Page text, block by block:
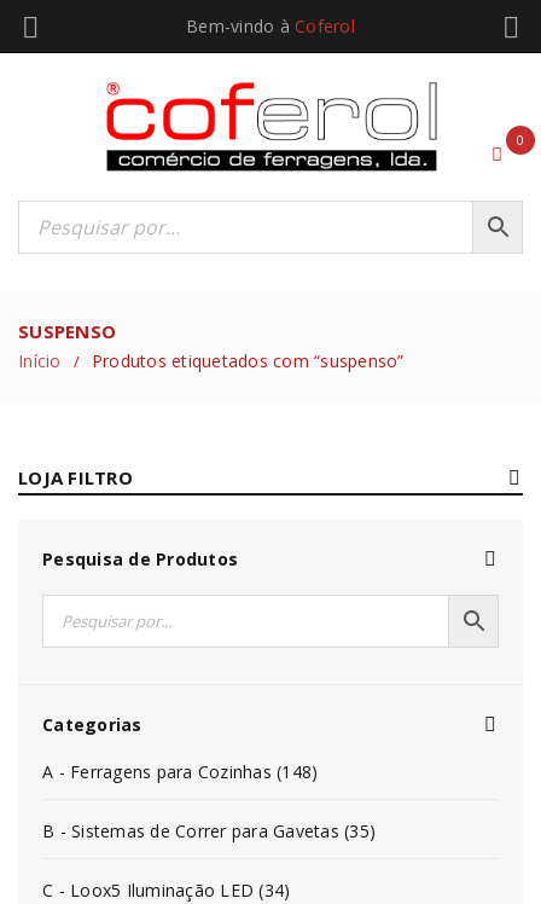
Bem-vindo à Coferol
0
SUSPENSO
Início / Produtos etiquetados com “suspenso”
LOJA FILTRO
Pesquisa de Produtos
Categorias
A - Ferragens para Cozinhas (148)
B - Sistemas de Correr para Gavetas (35)
C - Loox5 Iluminação LED (34)